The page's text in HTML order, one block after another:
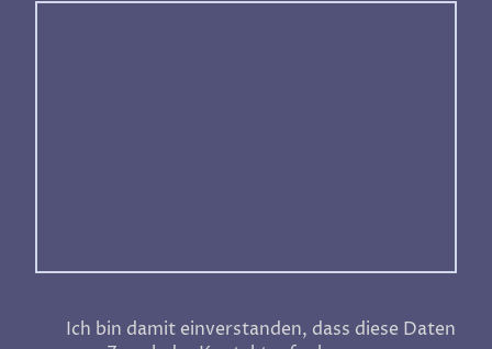
Ich bin damit einverstanden, dass diese Daten